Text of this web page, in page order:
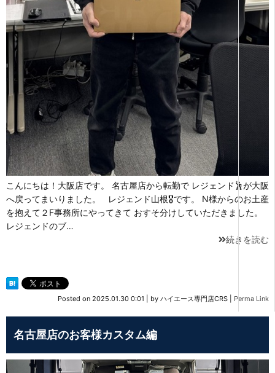
こんにちは！大阪店です。 名古屋店から転勤で レジェンド🕺が大阪
へ戻ってまいりました。 レジェンド山根🎖です。 N様からのお土産
を抱えて２F事務所にやってきて おすそ分けしていただきました。
レジェンドのブ…
続きを読む
Posted on 2025.01.30 0:01 by ハイエース専門店CRS Perma Link
名古屋店のお客様カスタム編